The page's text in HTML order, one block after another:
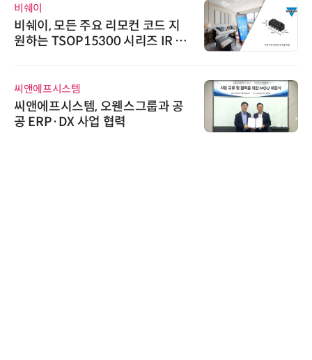
비쉐이
비쉐이, 모든 주요 리모컨 코드 지
원하는 TSOP15300 시리즈 IR 수
씨앤에프시스템
씨앤에프시스템, 오웬스그룹과 공
공 ERP·DX 사업 협력